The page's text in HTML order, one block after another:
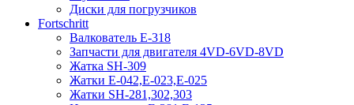
Диски для погрузчиков
Fortschritt
Валкователь Е-318
Запчасти для двигателя 4VD-6VD-8VD
Жатка SH-309
Жатки Е-042,Е-023,Е-025
Жатки SH-281,302,303